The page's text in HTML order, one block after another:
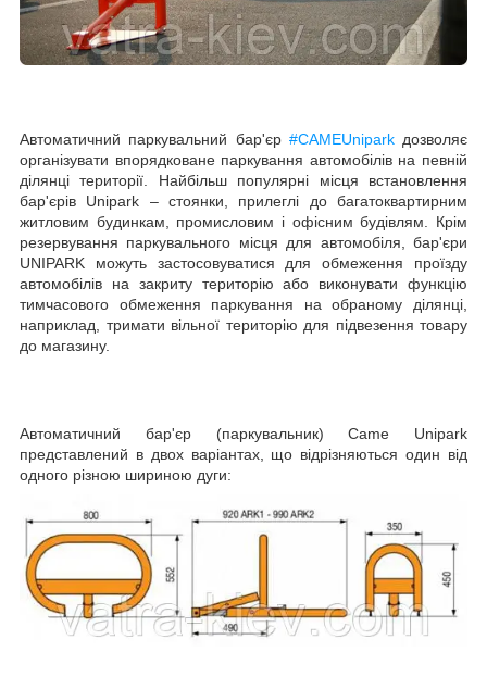
Автоматичний паркувальний бар'єр #CAMEUniparkдозволяє
організувати впорядковане паркування автомобілів на певній
ділянці території. Найбільш популярні місця встановлення
бар'єрів Unipark – стоянки, прилеглі до багатоквартирним
житловим будинкам, промисловим і офісним будівлям. Крім
резервування паркувального місця для автомобіля, бар'єри
UNIPARK можуть застосовуватися для обмеження проїзду
автомобілів на закриту територію або виконувати функцію
тимчасового обмеження паркування на обраному ділянці,
наприклад, тримати вільної територію для підвезення товару
до магазину.
Автоматичний бар'єр (паркувальник)Came
Unipark
представлений в двох варіантах, що відрізняються один від
одного різною шириною дуги: